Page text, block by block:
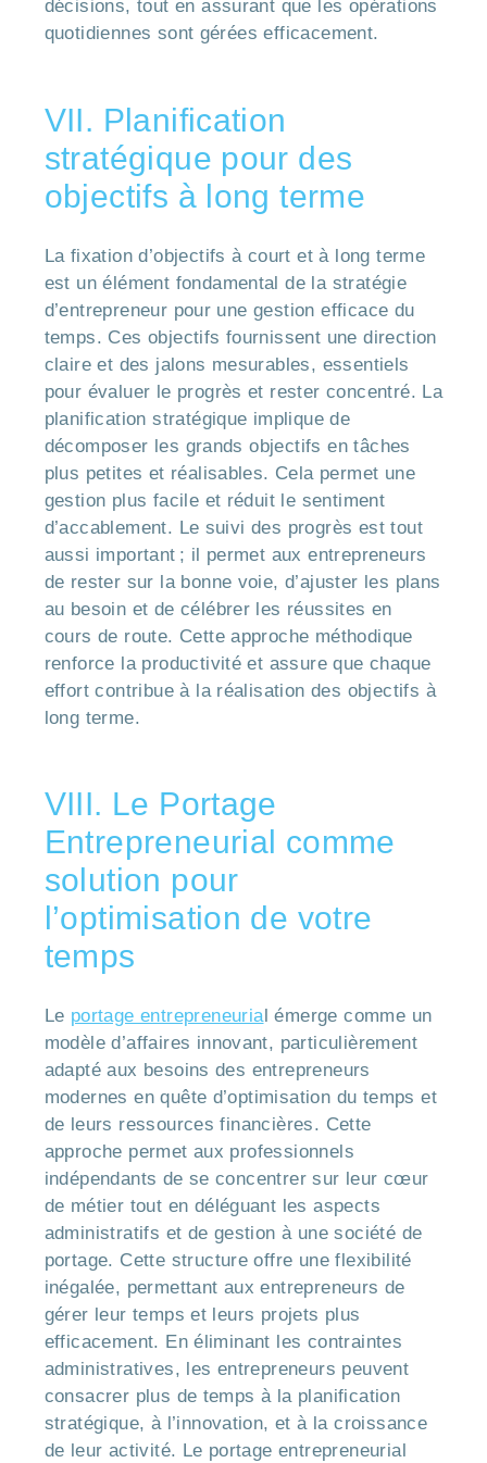
décisions, tout en assurant que les opérations
quotidiennes sont gérées efficacement.
VII. Planification
stratégique pour des
objectifs à long terme
La fixation d’objectifs à court et à long terme
est un élément fondamental de la stratégie
d’entrepreneur pour une gestion efficace du
temps. Ces objectifs fournissent une direction
claire et des jalons mesurables, essentiels
pour évaluer le progrès et rester concentré. La
planification stratégique implique de
décomposer les grands objectifs en tâches
plus petites et réalisables. Cela permet une
gestion plus facile et réduit le sentiment
d’accablement. Le suivi des progrès est tout
aussi important ; il permet aux entrepreneurs
de rester sur la bonne voie, d’ajuster les plans
au besoin et de célébrer les réussites en
cours de route. Cette approche méthodique
renforce la productivité et assure que chaque
effort contribue à la réalisation des objectifs à
long terme.
VIII. Le Portage
Entrepreneurial comme
solution pour
l’optimisation de votre
temps
Le portage entrepreneurial émerge comme un
modèle d’affaires innovant, particulièrement
adapté aux besoins des entrepreneurs
modernes en quête d’optimisation du temps et
de leurs ressources financières. Cette
approche permet aux professionnels
indépendants de se concentrer sur leur cœur
de métier tout en déléguant les aspects
administratifs et de gestion à une société de
portage. Cette structure offre une flexibilité
inégalée, permettant aux entrepreneurs de
gérer leur temps et leurs projets plus
efficacement. En éliminant les contraintes
administratives, les entrepreneurs peuvent
consacrer plus de temps à la planification
stratégique, à l’innovation, et à la croissance
de leur activité. Le portage entrepreneurial